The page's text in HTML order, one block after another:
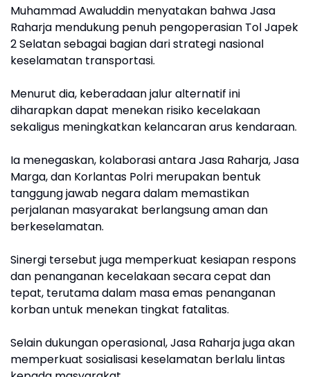
Muhammad Awaluddin menyatakan bahwa Jasa
Raharja mendukung penuh pengoperasian Tol Japek
2 Selatan sebagai bagian dari strategi nasional
keselamatan transportasi.
Menurut dia, keberadaan jalur alternatif ini
diharapkan dapat menekan risiko kecelakaan
sekaligus meningkatkan kelancaran arus kendaraan.
Ia menegaskan, kolaborasi antara Jasa Raharja, Jasa
Marga, dan Korlantas Polri merupakan bentuk
tanggung jawab negara dalam memastikan
perjalanan masyarakat berlangsung aman dan
berkeselamatan.
Sinergi tersebut juga memperkuat kesiapan respons
dan penanganan kecelakaan secara cepat dan
tepat, terutama dalam masa emas penanganan
korban untuk menekan tingkat fatalitas.
Selain dukungan operasional, Jasa Raharja juga akan
memperkuat sosialisasi keselamatan berlalu lintas